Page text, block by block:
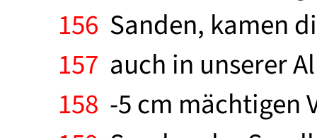
156 Sanden, kamen
157 auch in unserer
158 -5 cm mächtigen